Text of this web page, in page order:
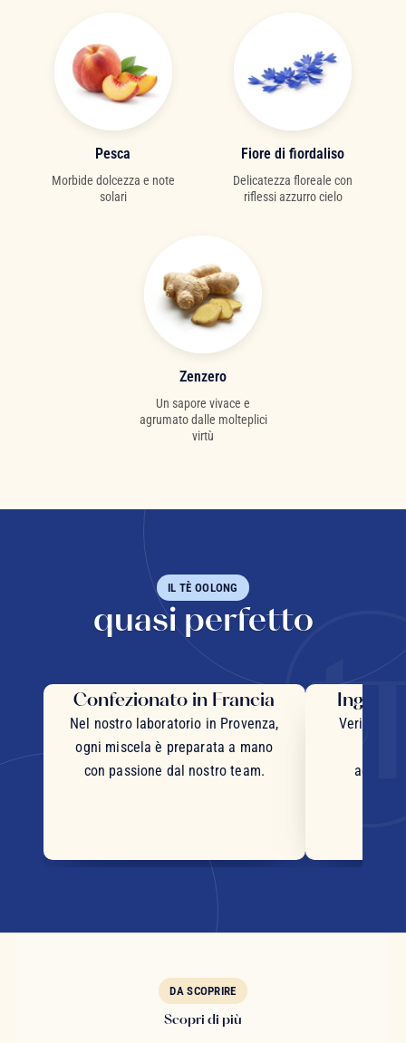
Pesca
Morbide dolcezza e note
solari
Fiore di fiordaliso
Delicatezza floreale con
riflessi azzurro cielo
Zenzero
Un sapore vivace e
agrumato dalle molteplici
virtù
IL TÈ OOLONG
quasi perfetto
Confezionato in Francia
Nel nostro laboratorio in Provenza,
ogni miscela è preparata a mano
con passione dal nostro team.
Veri pezzi
DA SCOPRIRE
Scopri di più